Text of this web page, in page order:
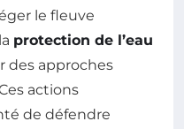
le fleuve
protection de l’eau
des approches
actions
de défendre